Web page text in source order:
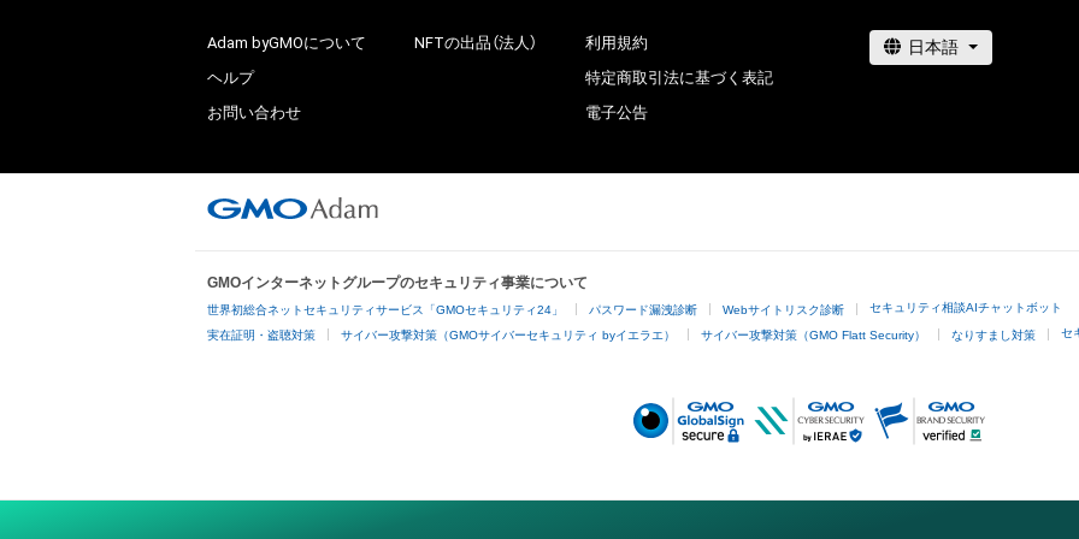
Adam byGMOについて
ヘルプ
お問い合わせ
NFTの出品（法人）
利用規約
特定商取引法に基づく表記
電子公告
GMOインターネットグループのセキュリティ事業について
世界初総合ネットセキュリティサービス「GMOセキュリティ24」 パスワード漏洩診断 Webサイトリスク診断 セキュリティ相談AIチャットボット
実在証明・盗聴対策 サイバー攻撃対策（GMOサイバーセキュリティ byイエラエ） サイバー攻撃対策（GMO Flatt Security） なりすまし対策 セ